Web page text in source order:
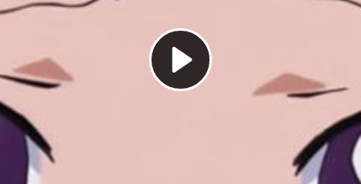
Play
Video